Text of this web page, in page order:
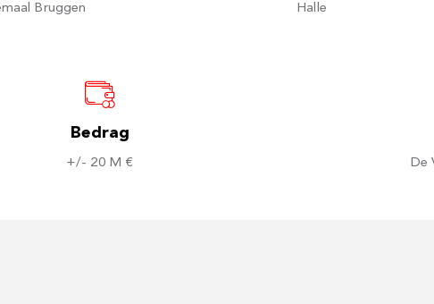
Bruggen Halle
Bedrag
+/- 20 M € De